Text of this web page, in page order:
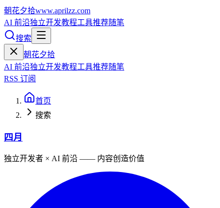
朝花夕拾www.aprilzz.com
AI 前沿独立开发教程工具推荐随笔
搜索
朝花夕拾
AI 前沿独立开发教程工具推荐随笔
RSS 订阅
首页
搜索
四月
独立开发者 × AI 前沿 —— 内容创造价值